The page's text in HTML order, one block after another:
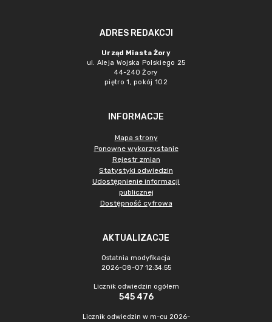
ADRES REDAKCJI
Urząd Miasta Żory
ul. Aleja Wojska Polskiego 25
44-240 Żory
piętro 1, pokój 102
INFORMACJE
Mapa strony
Ponowne wykorzystanie
Rejestr zmian
Statystyki odwiedzin
Udostępnienie informacji
publicznej
Dostępność cyfrowa
AKTUALIZACJE
Ostatnia modyfikacja
2026-08-07 12:34:55
Licznik odwiedzin ogółem
545 476
Licznik odwiedzin w m-cu 2026-